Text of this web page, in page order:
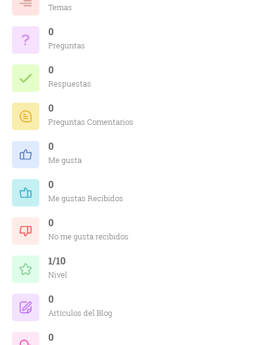
Temas
0
Preguntas
0
Respuestas
0
Preguntas Comentarios
0
Me gusta
0
Me gustas Recibidos
0
No me gusta recibidos
1/10
Nivel
0
Artículos del Blog
0